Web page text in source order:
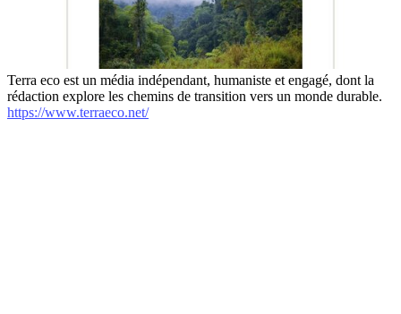
Terra eco est un média indépendant, humaniste et engagé, dont la
rédaction explore les chemins de transition vers un monde durable.
https://www.terraeco.net/